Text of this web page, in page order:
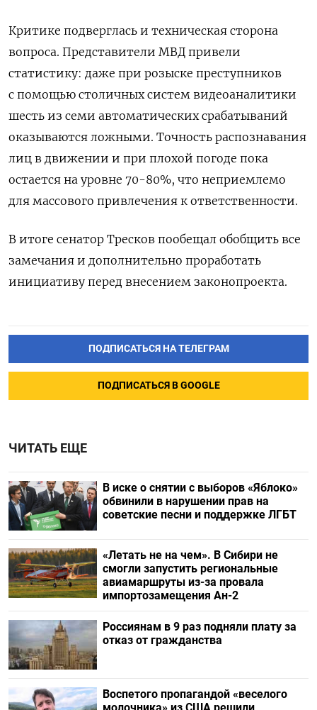
Критике подверглась и техническая сторона
вопроса. Представители МВД привели
статистику: даже при розыске преступников
с помощью столичных систем видеоаналитики
шесть из семи автоматических срабатываний
оказываются ложными. Точность распознавания
лиц в движении и при плохой погоде пока
остается на уровне 70-80%, что неприемлемо
для массового привлечения к ответственности.
В итоге сенатор Тресков пообещал обобщить все
замечания и дополнительно проработать
инициативу перед внесением законопроекта.
ПОДПИСАТЬСЯ НА ТЕЛЕГРАМ
ПОДПИСАТЬСЯ В GOOGLE
ЧИТАТЬ ЕЩЕ
В иске о снятии с выборов «Яблоко»
обвинили в нарушении прав на
советские песни и поддержке ЛГБТ
«Летать не на чем». В Сибири не
смогли запустить региональные
авиамаршруты из-за провала
импортозамещения Ан-2
Россиянам в 9 раз подняли плату за
отказ от гражданства
Воспетого пропагандой «веселого